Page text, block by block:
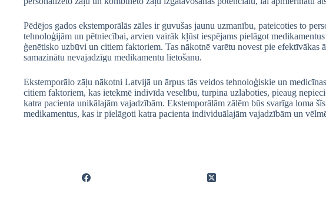
Pēdējos gados ekstemporālās zāles ir guvušas jaunu uzmanību, pateicoties to
tehnoloģijām un pētniecībai, arvien vairāk kļūst iespējams pielāgot
ģenētisko uzbūvi un citiem faktoriem. Tas nākotnē varētu novest pie efektīvākas
samazinātu nevajadzīgu medikamentu lietošanu.
Ekstemporālo zāļu nākotni Latvijā un ārpus tās veidos tehnoloģiskie un
citiem faktoriem, kas ietekmē indivīda veselību, turpina uzlaboties, pieaug
katra pacienta unikālajām vajadzībām. Ekstemporālām zālēm būs svarīga loma
medikamentus, kas ir pielāgoti katra pacienta individuālajām vajadzībām un